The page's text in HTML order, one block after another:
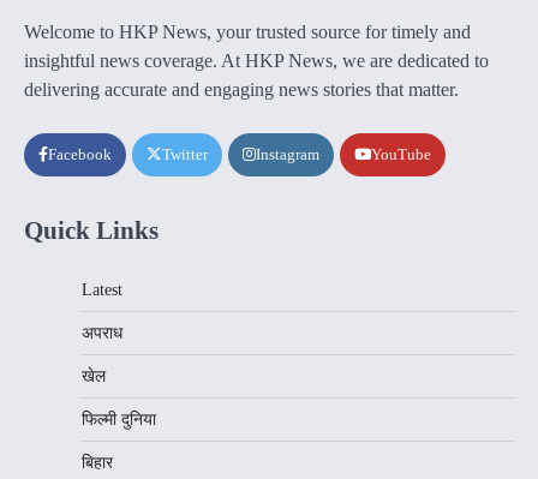
Welcome to HKP News, your trusted source for timely and
insightful news coverage. At HKP News, we are dedicated to
delivering accurate and engaging news stories that matter.
Facebook Twitter Instagram YouTube
Quick Links
Latest
अपराध
खेल
फिल्मी दुनिया
बिहार